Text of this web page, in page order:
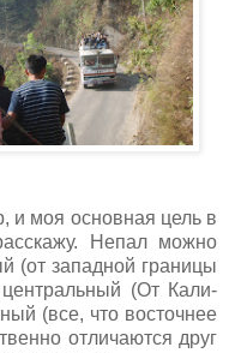
и моя основная цель в
Непал можно
(от западной границы
(От Кали-
(все, что восточнее
отличаются друг